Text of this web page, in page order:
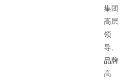
集团
高层
领
导、
品牌
高